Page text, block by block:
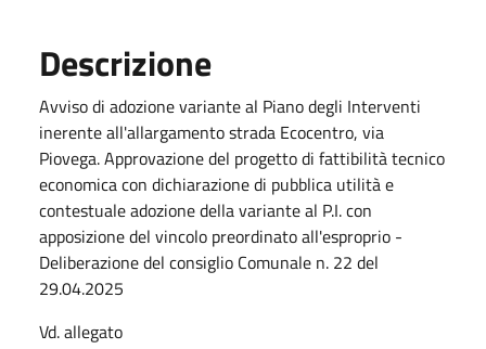
Descrizione
Avviso di adozione variante al Piano degli Interventi
inerente all'allargamento strada Ecocentro, via
Piovega. Approvazione del progetto di fattibilità tecnico
economica con dichiarazione di pubblica utilità e
contestuale adozione della variante al P.I. con
apposizione del vincolo preordinato all'esproprio -
Deliberazione del consiglio Comunale n. 22 del
29.04.2025
Vd. allegato